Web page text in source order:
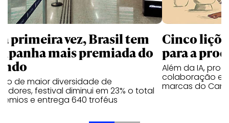
primeira vez, Brasil tem
mais premiada do
de maior diversidade de
festival diminui em 23% o total
e entrega 640 troféus
Cinco
para a
Além da IA,
colaboração e
marcas do